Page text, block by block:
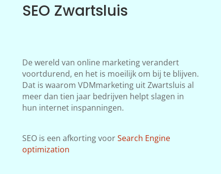
SEO Zwartsluis
De wereld van online marketing verandert
voortdurend, en het is moeilijk om bij te blijven.
Dat is waarom VDMmarketing uit Zwartsluis al
meer dan tien jaar bedrijven helpt slagen in
hun internet inspanningen.
SEO is een afkorting voorSearch Engine
optimization